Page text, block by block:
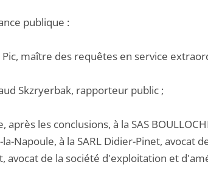
publique :
maître des requêtes en service
Skzryerbak, rapporteur public ;
les conclusions, à la SAS
Napoule, à la SARL Didier-Pinet, avocat
avocat de la société d'exploitation et